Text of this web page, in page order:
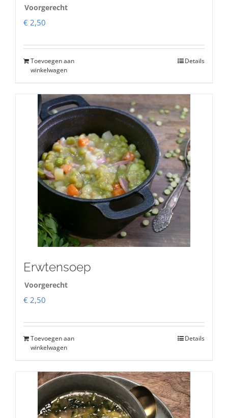
Voorgerecht
€ 2,50
Toevoegen aan
winkelwagen
Details
Erwtensoep
Voorgerecht
€ 2,50
Toevoegen aan
winkelwagen
Details